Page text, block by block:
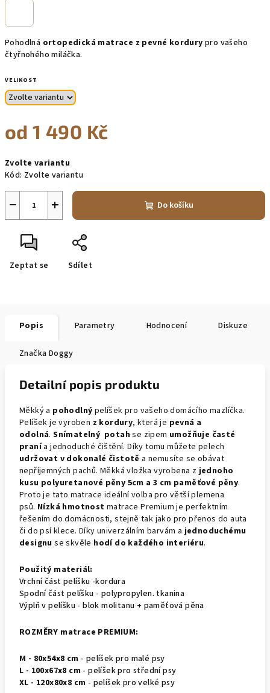
Pohodlná ortopedická matrace z pevné kordury pro vašeho
čtyřnohého miláčka.
VELIKOST
od1 490 Kč
cena:
Zvolte variantu
Kód: Zvolte variantu
+
− Do košíku
Zeptat se Sdílet
Popis Parametry Hodnocení Diskuze
Značka Doggy
Detailní popis produktu
Měkký a pohodlný pelíšek pro vašeho domácího mazlíčka.
Pelíšek je vyroben z kordury, která je pevná a
odolná.Snímatelný potah se zipem umožňuje časté
pranía jednoduché čištění. Díky tomu můžete pelech
udržovat v dokonalé čistotě a nemusíte se obávat
nepříjemných pachů.Měkká vložka vyrobena zjednoho
kusu polyuretanové pěny 5cm a 3 cm paměťové pěny.
Proto je tato matrace ideální volba pro větší plemena
psů. Nízká hmotnost matrace Premium je perfektním
řešením do domácnosti, stejně tak jako pro přenos do auta
či do psí klece. Díky univerzálním barvám ajednoduchému
designu se skvěle hodí do každého interiéru.
Použitý materiál:
Vrchní část pelíšku -kordura
Spodní část pelíšku - polypropylen. tkanina
Výplň v pelíšku - blok molitanu + paměťová pěna
ROZMĚRY matrace PREMIUM:
M - 80x54x8 cm - pelíšek pro malé psy
L - 100x67x8 cm - pelíšek pro střední psy
XL - 120x80x8 cm - pelíšek pro velké psy